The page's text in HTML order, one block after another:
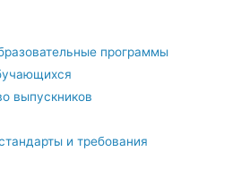
программы
выпускников
и требования